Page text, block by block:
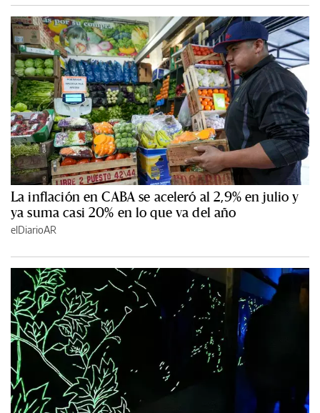
La inflación en CABA se aceleró al 2,9% en julio y
ya suma casi 20% en lo que va del año
elDiarioAR